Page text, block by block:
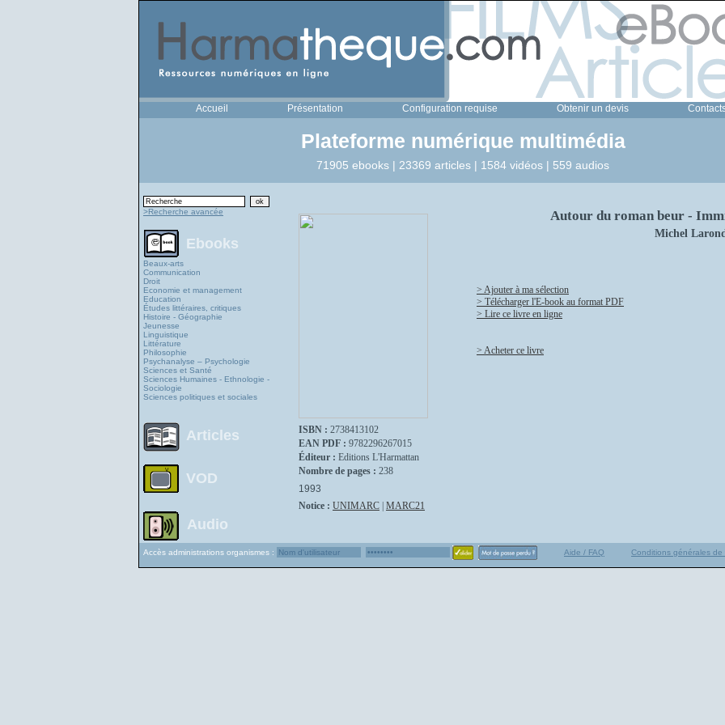
Accueil Présentation Configuration requise Obtenir un devis
Plateforme numérique multimédia
71905 ebooks | 23369 articles | 1584 vidéos | 559 audios
>Recherche avancée
Ebooks
Beaux-arts
Communication
Droit
Economie et management
Education
Études littéraires, critiques
Histoire - Géographie
Jeunesse
Linguistique
Littérature
Philosophie
Psychanalyse – Psychologie
Sciences et Santé
Sciences Humaines - Ethnologie -
Sociologie
Sciences politiques et sociales
Articles
VOD
Audio
ISBN : 2738413102
EAN PDF : 9782296267015
Éditeur : Editions L'Harmattan
Nombre de pages : 238
1993
Notice : UNIMARC MARC21
Autour du roman beur -
Michel
> Ajouter à ma sélection
> Télécharger l'E-book au format PDF
> Lire ce livre en ligne
> Acheter ce livre
Accès administrations organismes : Aide / FAQ Conditions générales de